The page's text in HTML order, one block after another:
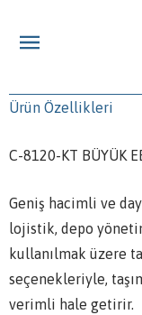
Ürün Özellikleri
C-8120-KT BÜYÜK
Geniş hacimli ve
lojistik, depo
kullanılmak üzere
seçenekleriyle,
verimli hale getirir.